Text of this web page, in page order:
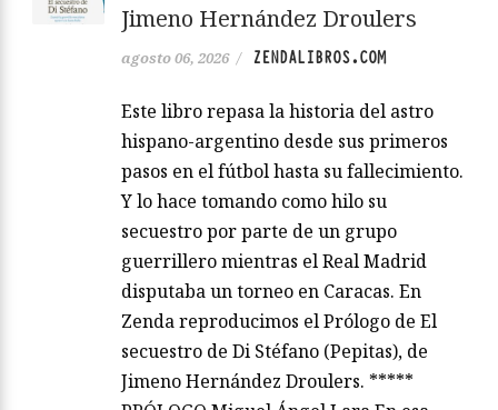
Jimeno Hernández Droulers
agosto 06, 2026 / ZENDALIBROS.COM
Este libro repasa la historia del astro
hispano-argentino desde sus primeros
pasos en el fútbol hasta su fallecimiento.
Y lo hace tomando como hilo su
secuestro por parte de un grupo
guerrillero mientras el Real Madrid
disputaba un torneo en Caracas. En
Zenda reproducimos el Prólogo de El
secuestro de Di Stéfano (Pepitas), de
Jimeno Hernández Droulers. *****